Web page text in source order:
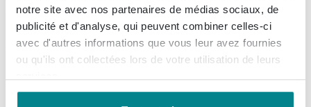
notre site avec nos partenaires de médias sociaux, de
publicité et d'analyse, qui peuvent combiner celles-ci
avec d'autres informations que vous leur avez fournies
ou qu'ils ont collectées lors de votre utilisation de leurs
Summer Sale - Déstockage chez Sawiday
Ce mois-ci, profitez en ligne de réductions allant jusqu’à
réduction supplémentaire pouvant atteindre 1 500 €
Spécifications
Numéro d'article
SW643908
Numéro de fournisseur
SA.60060
Fiches techniques
Informations de commande et de livraison